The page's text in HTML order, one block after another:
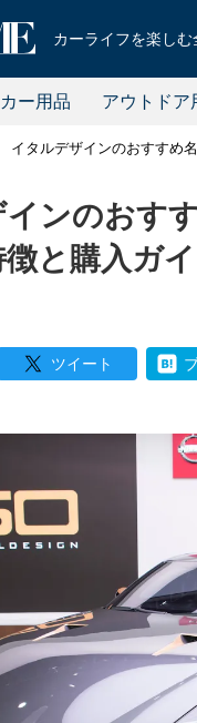
カーライフを楽し
カー用品 アウトドア
イタルデザインのおすすめ
ンのおす
と購入ガ
ツイート